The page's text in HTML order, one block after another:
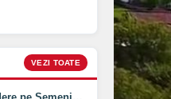
VEZI TOATE